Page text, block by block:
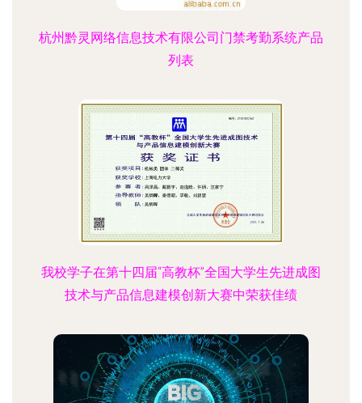
杭州黔灵网络信息技术有限公司门禁考勤系统产品
列表
我校学子在第十四届“高教杯”全国大学生先进成图
技术与产品信息建模创新大赛中荣获佳绩